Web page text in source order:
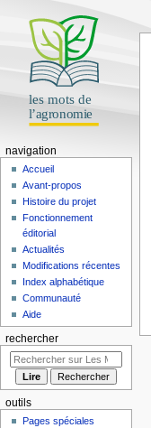
navigation
Accueil
Avant-propos
Histoire du projet
Fonctionnement
éditorial
Actualités
Modifications récentes
Index alphabétique
Communauté
Aide
rechercher
outils
Pages spéciales